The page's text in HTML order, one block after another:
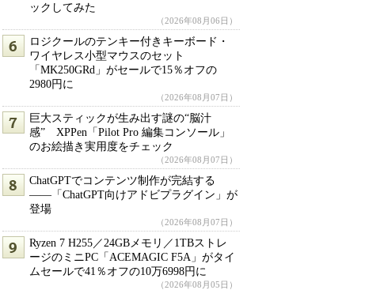
ックしてみた
（2026年08月06日）
ロジクールのテンキー付きキーボード・
ワイヤレス小型マウスのセット
「MK250GRd」がセールで15％オフの
2980円に
（2026年08月07日）
巨大スティックが生み出す謎の“脳汁
感” XPPen「Pilot Pro 編集コンソール」
のお絵描き実用度をチェック
（2026年08月07日）
ChatGPTでコンテンツ制作が完結する
――「ChatGPT向けアドビプラグイン」が
登場
（2026年08月07日）
Ryzen 7 H255／24GBメモリ／1TBストレ
ージのミニPC「ACEMAGIC F5A」がタイ
ムセールで41％オフの10万6998円に
（2026年08月05日）